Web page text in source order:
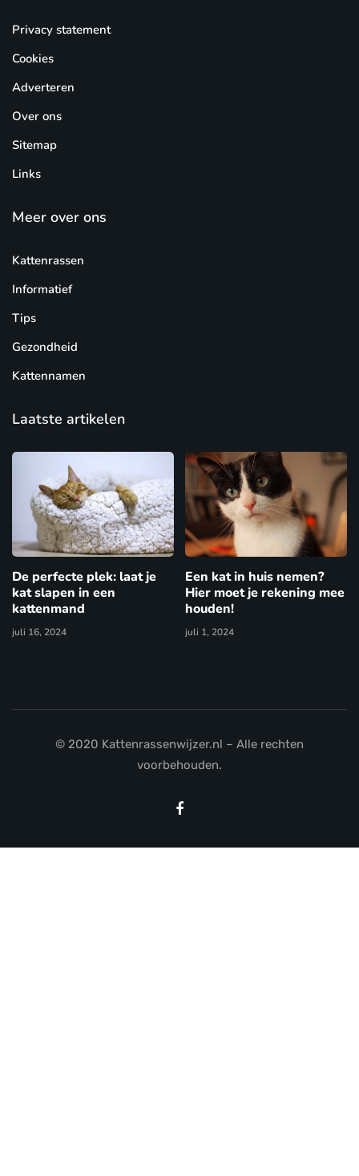
Privacy statement
Cookies
Adverteren
Over ons
Sitemap
Links
Meer over ons
Kattenrassen
Informatief
Tips
Gezondheid
Kattennamen
Laatste artikelen
De perfecte plek: laat je
kat slapen in een
kattenmand
juli 16, 2024
Een kat in huis nemen?
Hier moet je rekening mee
houden!
juli 1, 2024
© 2020 Kattenrassenwijzer.nl – Alle rechten
voorbehouden.